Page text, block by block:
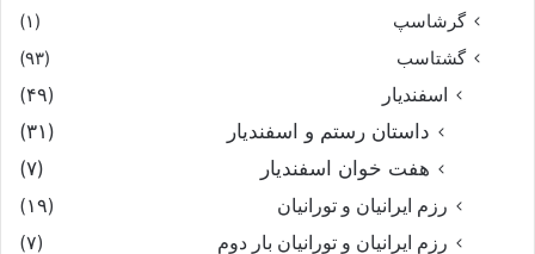
گرشاسپ
(۱)
گشتاسب
(۹۳)
اسفندیار
(۴۹)
داستان رستم و اسفندیار
(۳۱)
هفت خوان اسفندیار
(۷)
رزم ایرانیان و تورانیان
(۱۹)
رزم ایرانیان و تورانیان بار دوم
(۷)